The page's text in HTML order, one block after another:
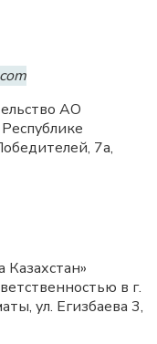
АО
7а,
в г.
ул. Егизбаева 3,